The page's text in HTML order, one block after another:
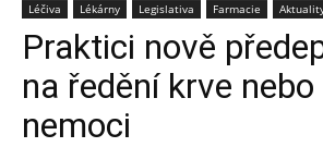
Léčiva Lékárny Legislativa Farmacie
Praktici nově
na ředění krve
nemoci